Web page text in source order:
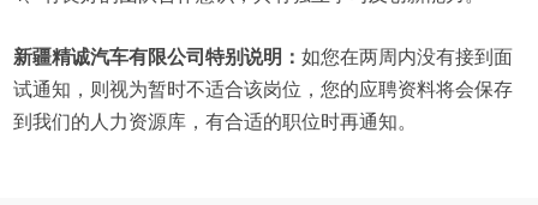
新疆精诚汽车有限公司特别说明：如您在两周内没有接到面
试通知，则视为暂时不适合该岗位，您的应聘资料将会保存
到我们的人力资源库，有合适的职位时再通知。